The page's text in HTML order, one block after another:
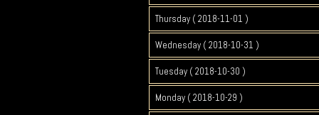
Thursday ( 2018-11-01 )
Wednesday ( 2018-10-31 )
Tuesday ( 2018-10-30 )
Monday ( 2018-10-29 )